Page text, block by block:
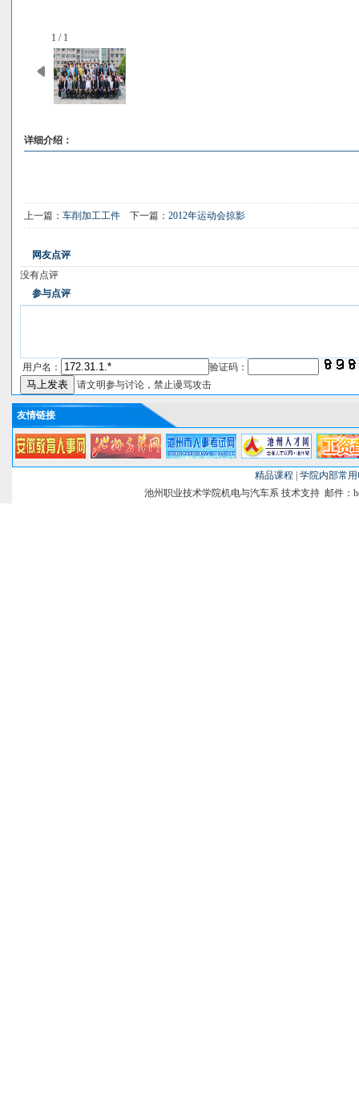
1 / 1
详细介绍：
上一篇： 车削加工工件 下一篇： 2012年运动会掠影
网友点评
没有点评
参与点评
用户名：
验证码：
请文明参与讨论，禁止谩骂攻击
友情链接
精品课程
学院内部常
池州职业技术学院机电与汽车系 技术支持 邮件：